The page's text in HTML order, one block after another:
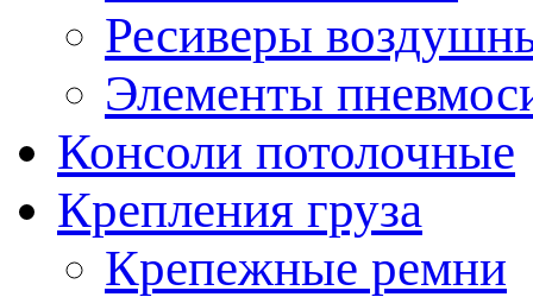
Ресиверы
Элементы
Консоли потолочные
Крепления груза
Крепежные ремни